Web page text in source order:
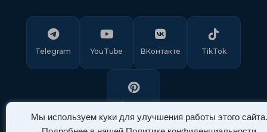
Мы используем куки для улучшения работы этого сайта.
Telegram YouTube ВКонтакте TikTok
Pinterest